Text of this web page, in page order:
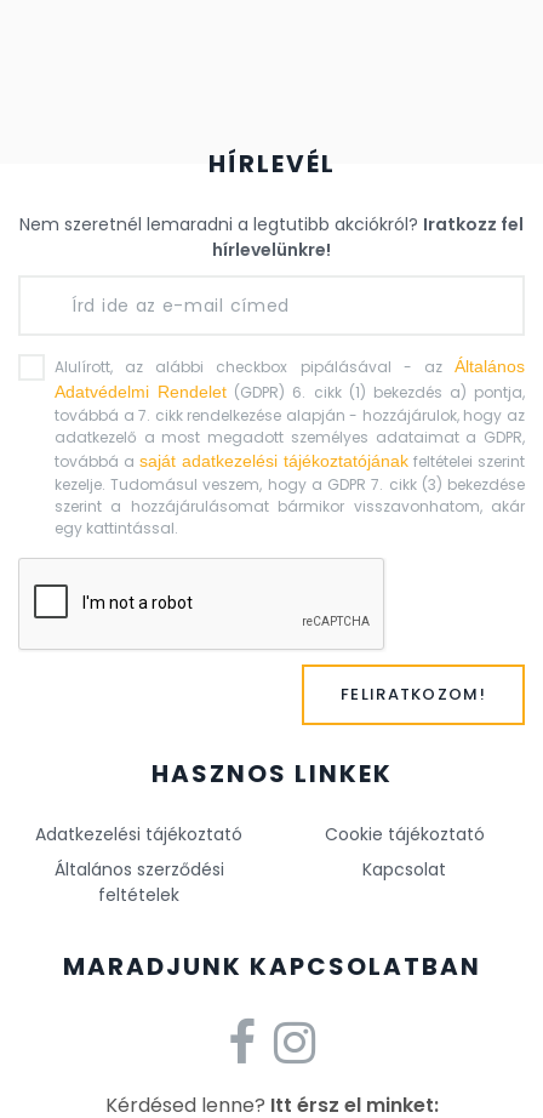
HÍRLEVÉL
Nem szeretnél lemaradni a legtutibb akciókról? Iratkozz fel
hírlevelünkre!
Alulírott, az alábbi checkbox pipálásával - az Általános
Adatvédelmi Rendelet (GDPR) 6. cikk (1) bekezdés a) pontja,
továbbá a 7. cikk rendelkezése alapján - hozzájárulok, hogy az
adatkezelő a most megadott személyes adataimat a GDPR,
továbbá a saját adatkezelési tájékoztatójának feltételei szerint
kezelje. Tudomásul veszem, hogy a GDPR 7. cikk (3) bekezdése
szerint a hozzájárulásomat bármikor visszavonhatom, akár
egy kattintással.
FELIRATKOZOM!
HASZNOS LINKEK
Adatkezelési tájékoztató
Cookie tájékoztató
Általános szerződési
feltételek
Kapcsolat
MARADJUNK KAPCSOLATBAN
Kérdésed lenne? Itt érsz el minket: